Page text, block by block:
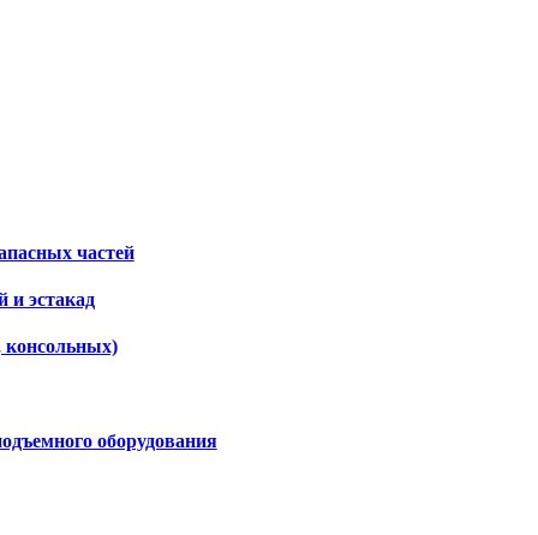
частей
и эстакад
консольных)
оборудования